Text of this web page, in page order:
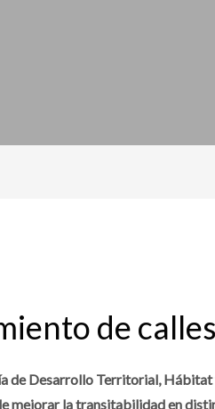
de calles
de Desarrollo Territorial,
mejorar la transitabilidad en